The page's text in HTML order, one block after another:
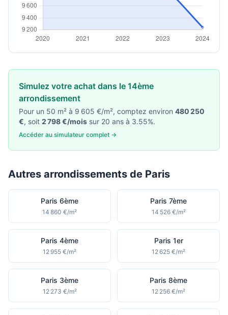
Simulez votre achat dans le 14ème
arrondissement
Pour un 50 m² à 9 605 €/m², comptez environ 480 250
€, soit 2 798 €/mois sur 20 ans à 3.55%.
Accéder au simulateur complet →
Autres arrondissements de Paris
Paris 6ème
14 860 €/m²
Paris 7ème
14 526 €/m²
Paris 4ème
12 955 €/m²
Paris 1er
12 625 €/m²
Paris 3ème
12 273 €/m²
Paris 8ème
12 256 €/m²